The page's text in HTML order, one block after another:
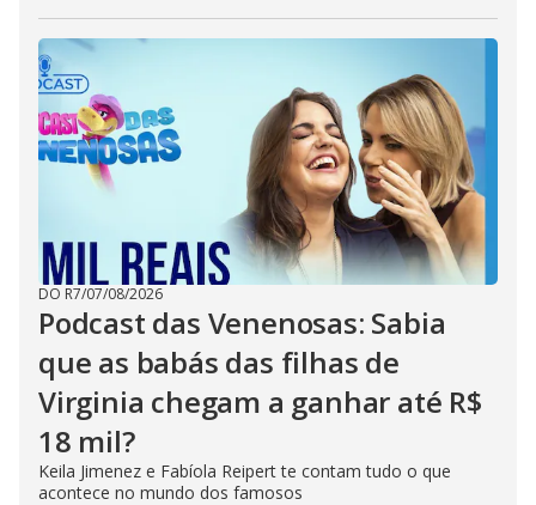
DO R7/07/08/2026
Podcast das Venenosas: Sabia
que as babás das filhas de
Virginia chegam a ganhar até R$
18 mil?
Keila Jimenez e Fabíola Reipert te contam tudo o que
acontece no mundo dos famosos